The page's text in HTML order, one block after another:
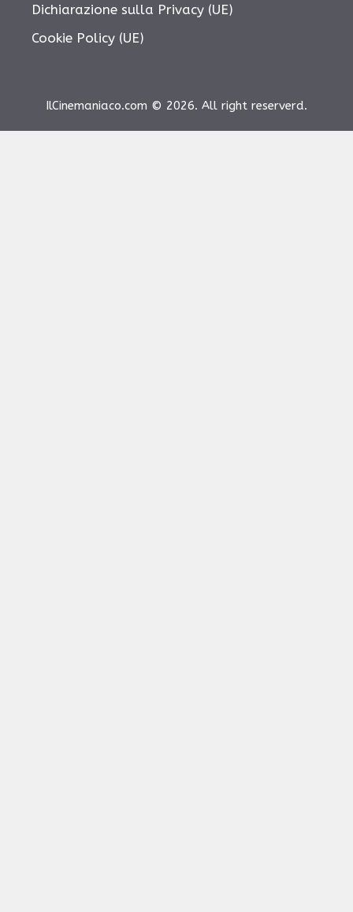
Dichiarazione sulla Privacy (UE)
Cookie Policy (UE)
IlCinemaniaco.com © 2026. All right reserverd.